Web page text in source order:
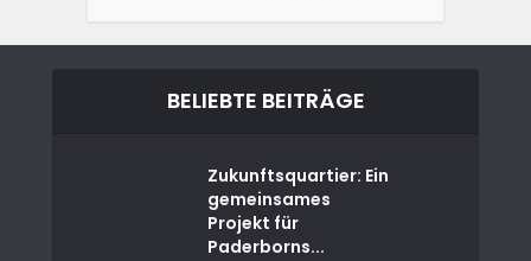
BELIEBTE BEITRÄGE
Zukunftsquartier: Ein
gemeinsames
Projekt für
Paderborns...